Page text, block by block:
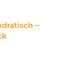
–